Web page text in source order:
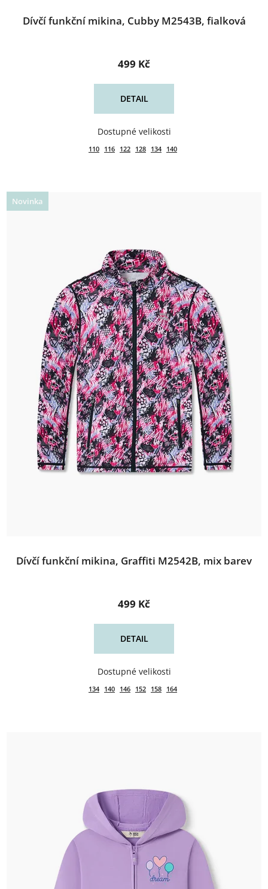
Dívčí funkční mikina, Cubby M2543B, fialková
499 Kč
DETAIL
110 116 122 128 134 140
Novinka
Dívčí funkční mikina, Graffiti M2542B, mix barev
499 Kč
DETAIL
134 140 146 152 158 164